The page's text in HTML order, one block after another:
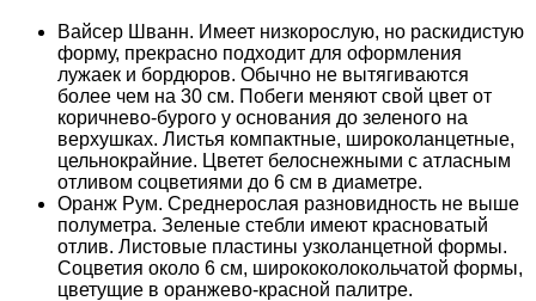
Вайсер Шванн. Имеет низкорослую, но раскидистую
форму, прекрасно подходит для оформления
лужаек и бордюров. Обычно не вытягиваются
более чем на 30 см. Побеги меняют свой цвет от
коричнево-бурого у основания до зеленого на
верхушках. Листья компактные, широколанцетные,
цельнокрайние. Цветет белоснежными с атласным
отливом соцветиями до 6 см в диаметре.
Оранж Рум. Среднерослая разновидность не выше
полуметра. Зеленые стебли имеют красноватый
отлив. Листовые пластины узколанцетной формы.
Соцветия около 6 см, ширококолокольчатой формы,
цветущие в оранжево-красной палитре.